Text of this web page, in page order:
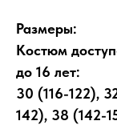
Размеры:
Костюм
до 16 лет:
30 (116-122),
142), 38 (142-